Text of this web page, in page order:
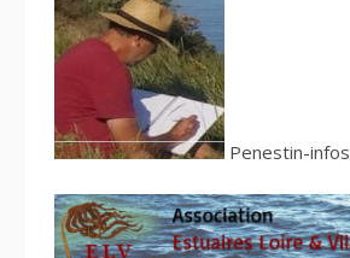
Penestin-infos